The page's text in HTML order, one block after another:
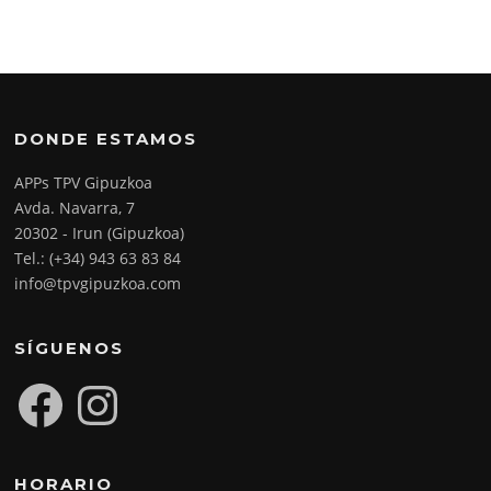
DONDE ESTAMOS
APPs TPV Gipuzkoa
Avda. Navarra, 7
20302 - Irun (Gipuzkoa)
Tel.: (+34) 943 63 83 84
info@tpvgipuzkoa.com
SÍGUENOS
FacebookInstagram
HORARIO